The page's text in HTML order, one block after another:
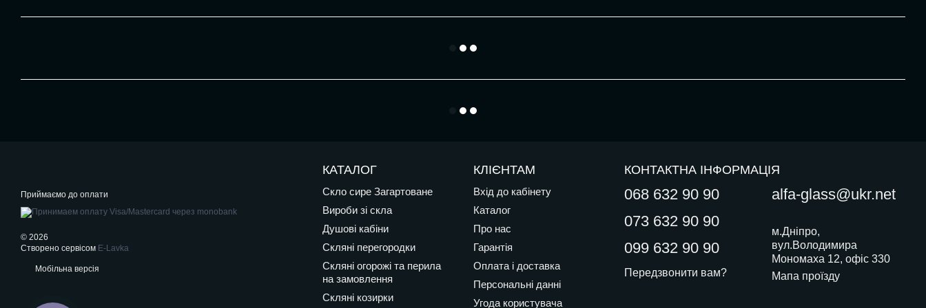
Приймаємо до оплати
© 2026
Створено сервісом E-Lavka
Мобільна версія
КАТАЛОГ
Скло сире Загартоване
Вироби зі скла
Душові кабіни
Скляні перегородки
Скляні огорожі та перила
на замовлення
Скляні козирки
КЛІЄНТАМ
Вхід до кабінету
Каталог
Про нас
Гарантія
Оплата і доставка
Персональні данні
Угода користувача
КОНТАКТНА ІНФОРМАЦІЯ
068 632 90 90
073 632 90 90
099 632 90 90
Передзвонити вам?
alfa-glass@ukr.net
м.Дніпро,
вул.Володимира
Мономаха 12, офіс 330
Мапа проїзду